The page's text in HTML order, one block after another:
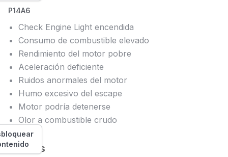
P14A6
Check Engine Light encendida
Consumo de combustible elevado
Rendimiento del motor pobre
Aceleración deficiente
Ruidos anormales del motor
Humo excesivo del escape
Motor podría detenerse
Olor a combustible crudo
Causas